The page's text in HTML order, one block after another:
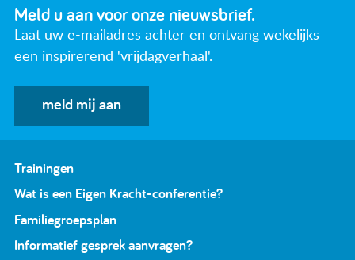
Meld u aan voor onze nieuwsbrief.
Laat uw e-mailadres achter en ontvang wekelijks
een inspirerend 'vrijdagverhaal'.
meld mij aan
Trainingen
Wat is een Eigen Kracht-conferentie?
Familiegroepsplan
Informatief gesprek aanvragen?